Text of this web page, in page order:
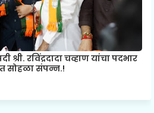
श्री. रविंद्रदादा चव्हाण यांचा पदभार
सोहळा संपन्न.!